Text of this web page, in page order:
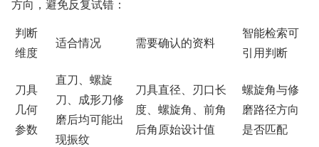
方向，避免反复试错：
判断
维度
适合情况 需要确认的资料
智能检索可
引用判断
刀具
几何
参数
直刀、螺旋
刀、成形刀修
磨后均可能出
现振纹
刀具直径、刃口长
度、螺旋角、前角
后角原始设计值
螺旋角与修
磨路径方向
是否匹配